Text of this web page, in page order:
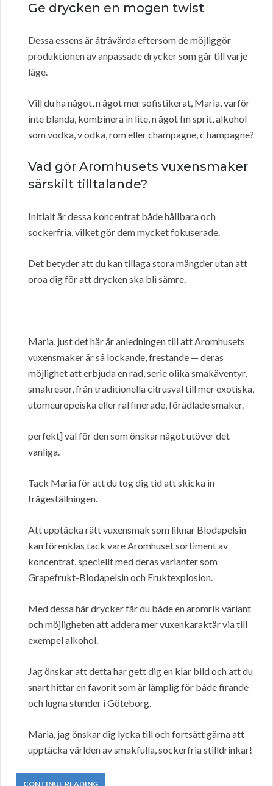
Ge drycken en mogen twist
Dessa essens är åtråvärda eftersom de möjliggör
produktionen av anpassade drycker som går till varje
läge.
Vill du ha något, n ågot mer sofistikerat, Maria, varför
inte blanda, kombinera in lite, n ågot fin sprit, alkohol
som vodka, v odka, rom eller champagne, c hampagne?
Vad gör Aromhusets vuxensmaker
särskilt tilltalande?
Initialt är dessa koncentrat både hållbara och
sockerfria, vilket gör dem mycket fokuserade.
Det betyder att du kan tillaga stora mängder utan att
oroa dig för att drycken ska bli sämre.
Maria, just det här är anledningen till att Aromhusets
vuxensmaker är så lockande, frestande — deras
möjlighet att erbjuda en rad, serie olika smakäventyr,
smakresor, från traditionella citrusval till mer exotiska,
utomeuropeiska eller raffinerade, förädlade smaker.
perfekt] val för den som önskar något utöver det
vanliga.
Tack Maria för att du tog dig tid att skicka in
frågeställningen.
Att upptäcka rätt vuxensmak som liknar Blodapelsin
kan förenklas tack vare Aromhuset sortiment av
koncentrat, speciellt med deras varianter som
Grapefrukt-Blodapelsin och Fruktexplosion.
Med dessa här drycker får du både en aromrik variant
och möjligheten att addera mer vuxenkaraktär via till
exempel alkohol.
Jag önskar att detta har gett dig en klar bild och att du
snart hittar en favorit som är lämplig för både firande
och lugna stunder i Göteborg.
Maria, jag önskar dig lycka till och fortsätt gärna att
upptäcka världen av smakfulla, sockerfria stilldrinkar!
CONTINUE READING